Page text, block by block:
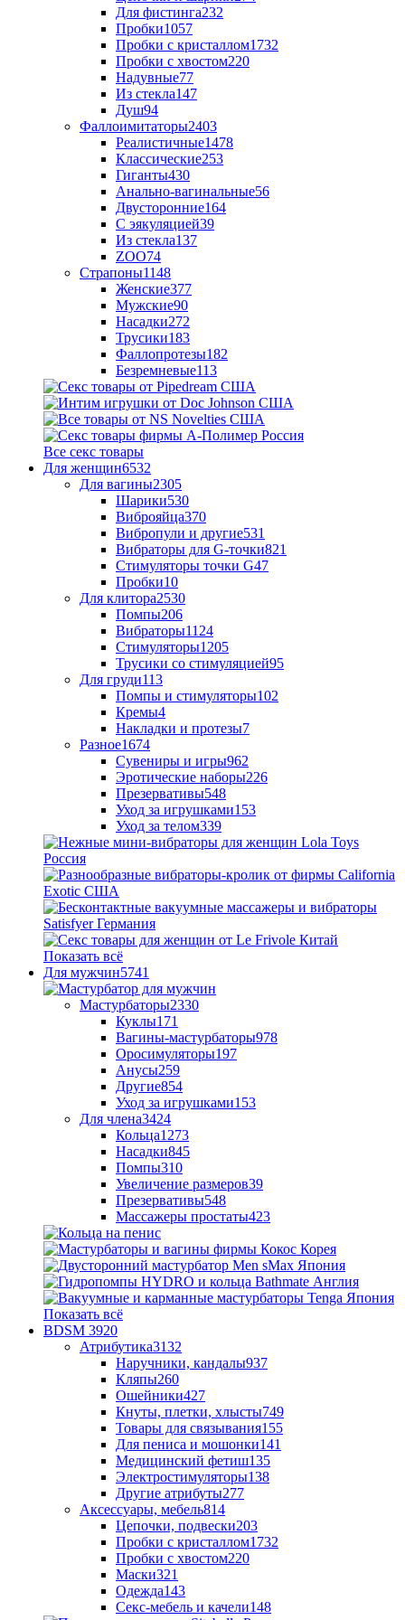
Для фистинга232
Пробки1057
Пробки с кристаллом1732
Пробки с хвостом220
Надувные77
Из стекла147
Душ94
Фаллоимитаторы2403
Реалистичные1478
Классические253
Гиганты430
Анально-вагинальные56
Двусторонние164
С эякуляцией39
Из стекла137
ZOO74
Страпоны1148
Женские377
Мужские90
Насадки272
Трусики183
Фаллопротезы182
Безремневые113
Все секс товары
Для женщин6532
Для вагины2305
Шарики530
Виброяйца370
Вибропули и другие531
Вибраторы для G-точки821
Стимуляторы точки G47
Пробки10
Для клитора2530
Помпы206
Вибраторы1124
Стимуляторы1205
Трусики со стимуляцией95
Для груди113
Помпы и стимуляторы102
Кремы4
Накладки и протезы7
Разное1674
Сувениры и игры962
Эротические наборы226
Презервативы548
Уход за игрушками153
Уход за телом339
Показать всё
Для мужчин5741
Мастурбаторы2330
Куклы171
Вагины-мастурбаторы978
Оросимуляторы197
Анусы259
Другие854
Уход за игрушками153
Для члена3424
Кольца1273
Насадки845
Помпы310
Увеличение размеров39
Презервативы548
Массажеры простаты423
Показать всё
BDSM 3920
Атрибутика3132
Наручники, кандалы937
Кляпы260
Ошейники427
Кнуты, плетки, хлысты749
Товары для связывания155
Для пениса и мошонки141
Медицинский фетиш135
Электростимуляторы138
Другие атрибуты277
Аксессуары, мебель814
Цепочки, подвески203
Пробки с кристаллом1732
Пробки с хвостом220
Маски321
Одежда143
Секс-мебель и качели148